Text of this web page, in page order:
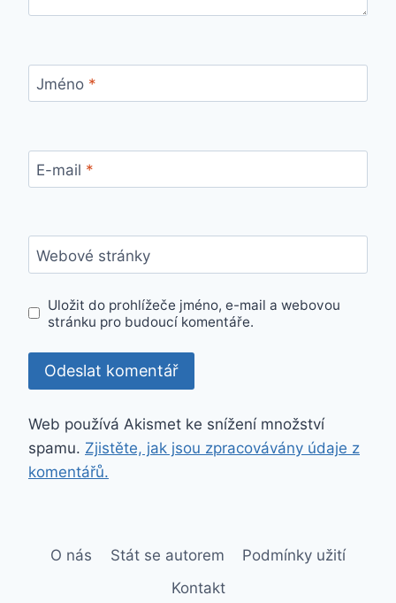
Jméno *
E-mail *
Webové stránky
Uložit do prohlížeče jméno, e-mail a webovou
stránku pro budoucí komentáře.
Web používá Akismet ke snížení množství
spamu. Zjistěte, jak jsou zpracovávány údaje z
komentářů.
O nás Stát se autorem
Podmínky užití
Kontakt